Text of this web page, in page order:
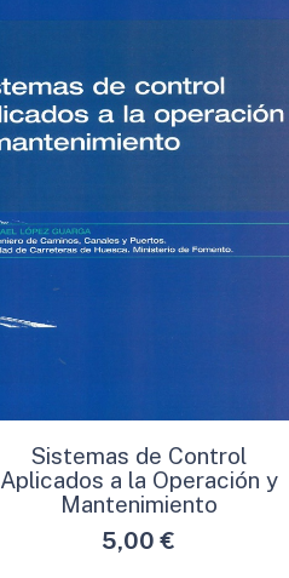
Sistemas de Control
Aplicados a la Operación y
Mantenimiento
5,00 €